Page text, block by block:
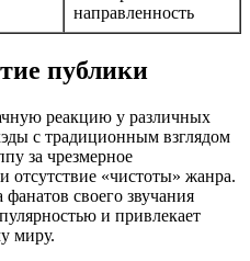
направленность
публики
реакцию у различных
с традиционным взглядом
за чрезмерное
отсутствие «чистоты» жанра.
своего звучания
и привлекает
миру.